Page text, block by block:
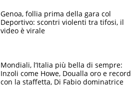
Genoa, follia prima della gara col
Deportivo: scontri violenti tra tifosi, il
video è virale
Mondiali, l’Italia più bella di sempre:
Inzoli come Howe, Doualla oro e record
con la staffetta, Di Fabio dominatrice